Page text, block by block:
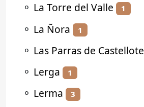
⚬ La Torre del Valle 1
⚬ La Ñora 1
⚬ Las Parras de Castellote
⚬ Lerga 1
⚬ Lerma 3